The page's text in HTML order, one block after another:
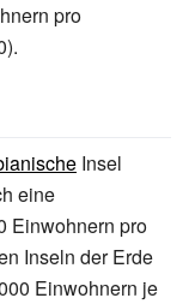
pro
Insel
eine
Einwohnern pro
Inseln der Erde
Einwohnern je